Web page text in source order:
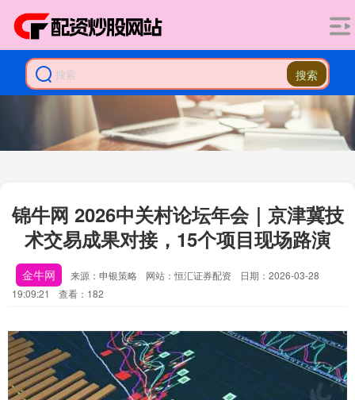
搜索
锦牛网 2026中关村论坛年会｜京津冀技
术交易成果对接，15个项目现场路演
金牛网 来源：申银策略 网站：恒汇证券配资
日期：2026-03-28
19:09:21
查看：182